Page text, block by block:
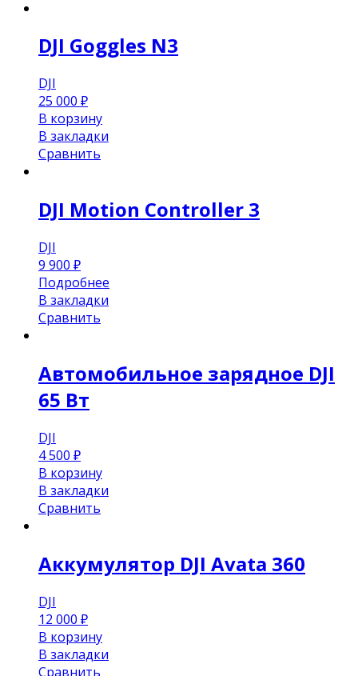
DJI Goggles N3
DJI
25 000 ₽
В корзину
В закладки
Сравнить
DJI Motion Controller 3
DJI
9 900 ₽
Подробнее
В закладки
Сравнить
Автомобильное зарядное DJI
65 Вт
DJI
4 500 ₽
В корзину
В закладки
Сравнить
Аккумулятор DJI Avata 360
DJI
12 000 ₽
В корзину
В закладки
Сравнить